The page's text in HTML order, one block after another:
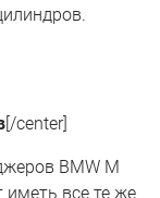
[/center]
BMW M
иметь все те же